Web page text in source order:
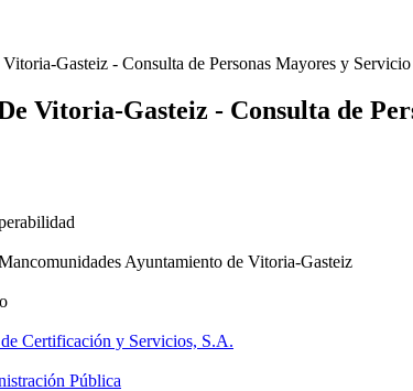
Gasteiz - Consulta de Personas Mayores y
Vitoria-Gasteiz - Consulta de
Ayuntamiento de Vitoria-Gasteiz
Certificación y Servicios, S.A.
Pública